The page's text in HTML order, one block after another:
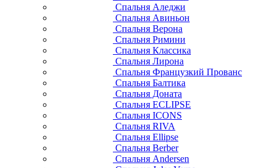
Спальня Аледжи
Спальня Авиньон
Спальня Верона
Спальня Римини
Спальня Классика
Спальня Лирона
Спальня Французкий Прованс
Спальня Балтика
Спальня Доната
Спальня ECLIPSE
Спальня ICONS
Спальня RIVA
Спальня Ellipse
Спальня Berber
Спальня Andersen